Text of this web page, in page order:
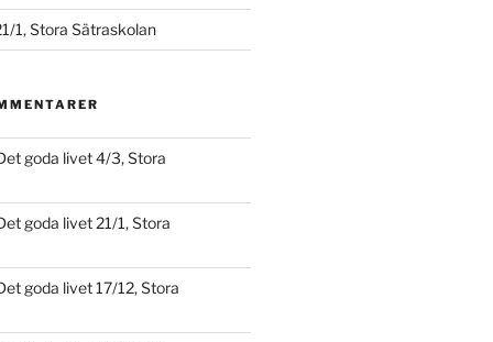
1, Stora Sätraskolan
goda livet 4/3, Stora
goda livet 21/1, Stora
goda livet 17/12, Stora